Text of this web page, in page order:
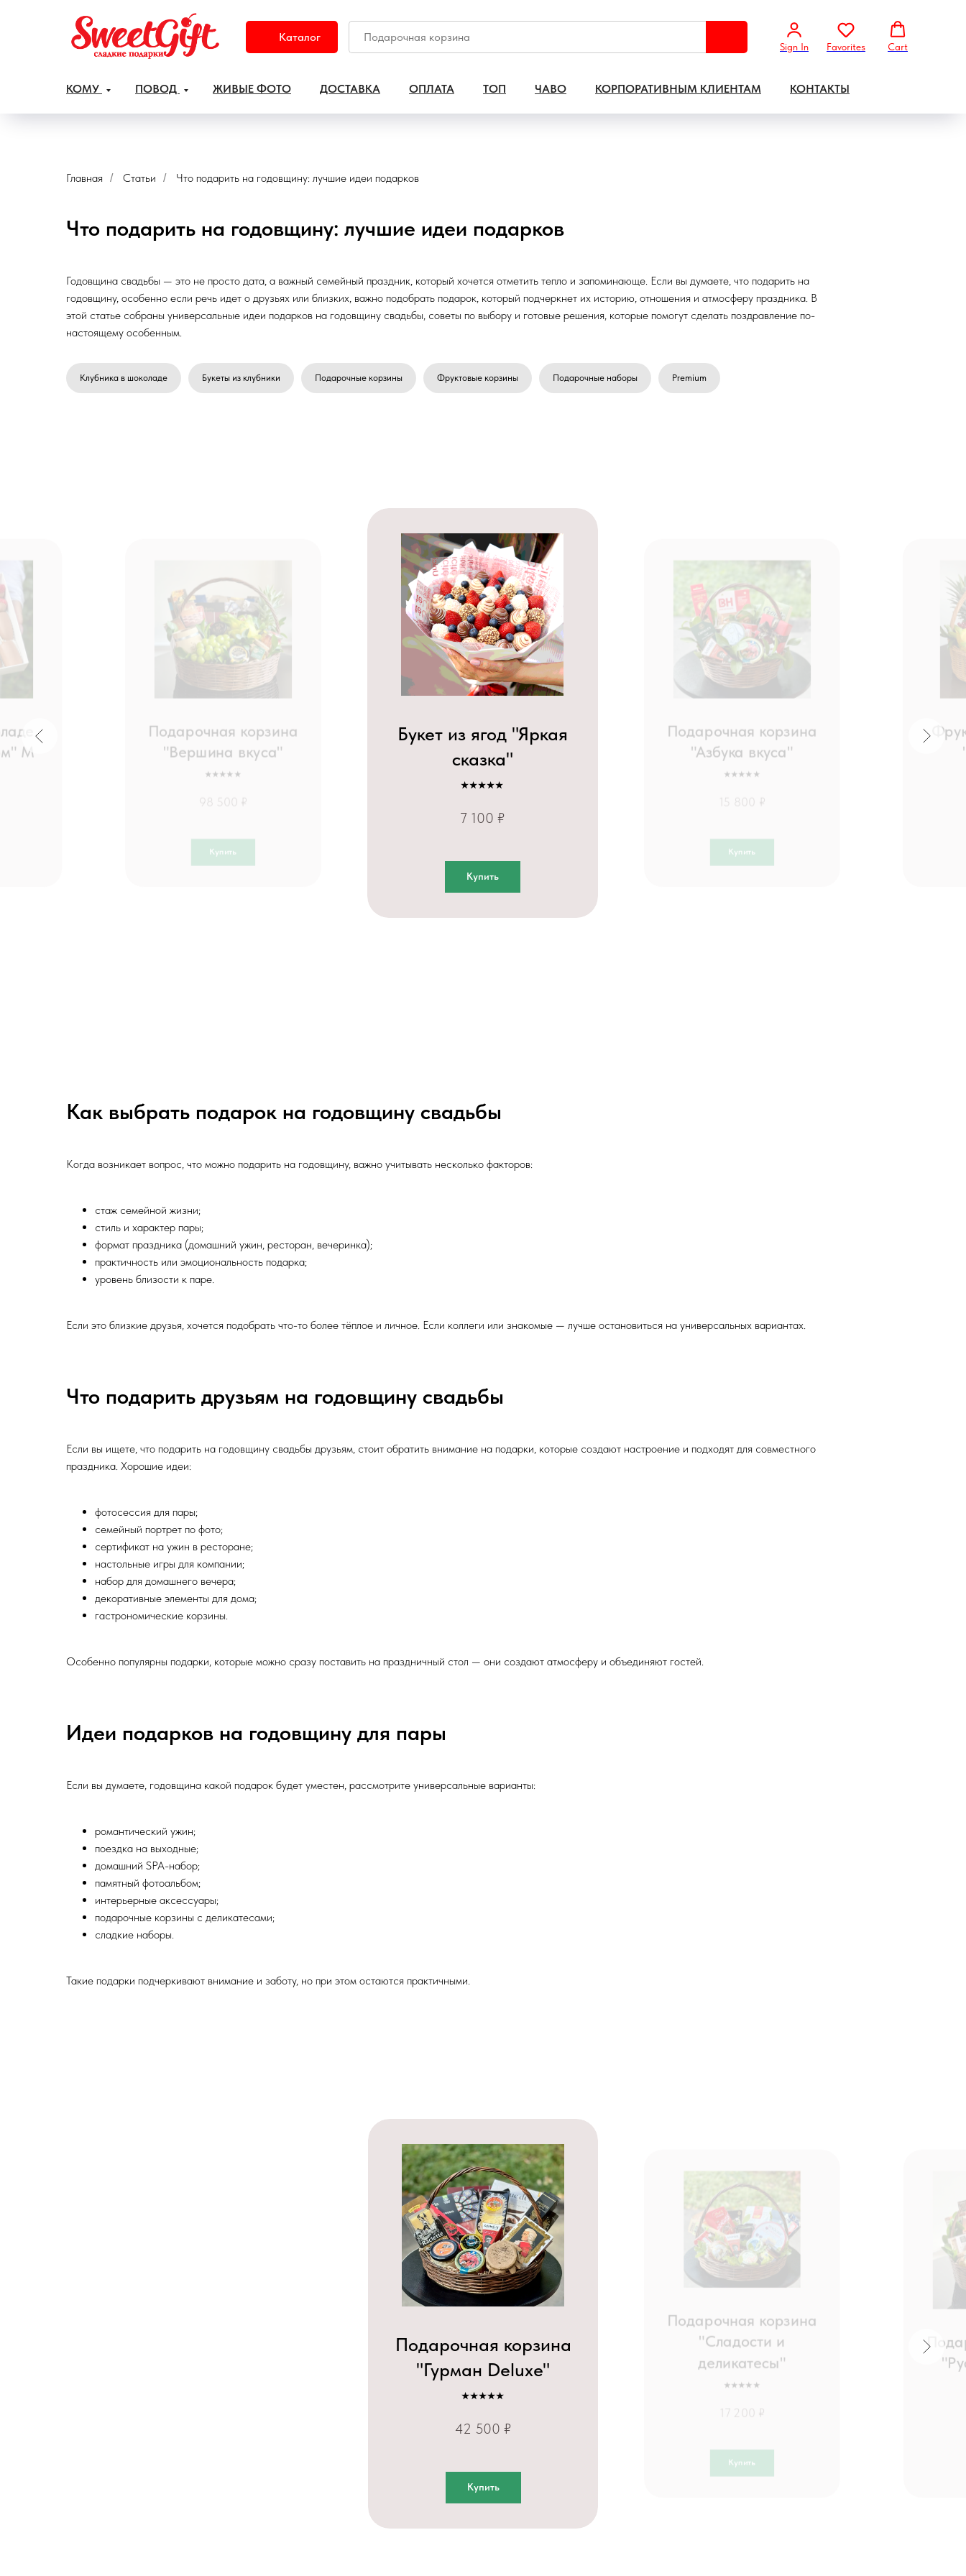
Каталог
Sign In Favorites Cart
КОМУ ПОВОД ЖИВЫЕ ФОТО ДОСТАВКА ОПЛАТА ТОП ЧАВО КОРПОРАТИВНЫМ КЛИЕНТАМ КОНТАКТЫ
Главная / Статьи / Что подарить на годовщину: лучшие идеи подарков
Что подарить на годовщину: лучшие идеи подарков
Годовщина свадьбы — это не просто дата, а важный семейный праздник, который хочется отметить тепло и запоминающе. Если вы думаете, что подарить на
годовщину, особенно если речь идет о друзьях или близких, важно подобрать подарок, который подчеркнет их историю, отношения и атмосферу праздника. В
этой статье собраны универсальные идеи подарков на годовщину свадьбы, советы по выбору и готовые решения, которые помогут сделать поздравление по-
настоящему особенным.
Клубника в шоколаде Букеты из клубники Подарочные корзины Фруктовые корзины Подарочные наборы Premium
М
Подарочная корзина
"Вершина вкуса"
⭑⭑⭑⭑⭑
98 500 ₽
Купить
Букет из ягод "Яркая
сказка"
⭑⭑⭑⭑⭑
7 100 ₽
Купить
Подарочная корзина
"Азбука вкуса"
⭑⭑⭑⭑⭑
15 800 ₽
Купить
Как выбрать подарок на годовщину свадьбы
Когда возникает вопрос, что можно подарить на годовщину, важно учитывать несколько факторов:
стаж семейной жизни;
стиль и характер пары;
формат праздника (домашний ужин, ресторан, вечеринка);
практичность или эмоциональность подарка;
уровень близости к паре.
Если это близкие друзья, хочется подобрать что-то более тёплое и личное. Если коллеги или знакомые — лучше остановиться на универсальных вариантах.
Что подарить друзьям на годовщину свадьбы
Если вы ищете, что подарить на годовщину свадьбы друзьям, стоит обратить внимание на подарки, которые создают настроение и подходят для совместного
праздника. Хорошие идеи:
фотосессия для пары;
семейный портрет по фото;
сертификат на ужин в ресторане;
настольные игры для компании;
набор для домашнего вечера;
декоративные элементы для дома;
гастрономические корзины.
Особенно популярны подарки, которые можно сразу поставить на праздничный стол — они создают атмосферу и объединяют гостей.
Идеи подарков на годовщину для пары
Если вы думаете, годовщина какой подарок будет уместен, рассмотрите универсальные варианты:
романтический ужин;
поездка на выходные;
домашний SPA-набор;
памятный фотоальбом;
интерьерные аксессуары;
подарочные корзины с деликатесами;
сладкие наборы.
Такие подарки подчеркивают внимание и заботу, но при этом остаются практичными.
Подарочная корзина
"Гурман Deluxe"
⭑⭑⭑⭑⭑
42 500 ₽
Купить
Подарочная корзина
"Сладости и
деликатесы"
⭑⭑⭑⭑⭑
17 200 ₽
Купить